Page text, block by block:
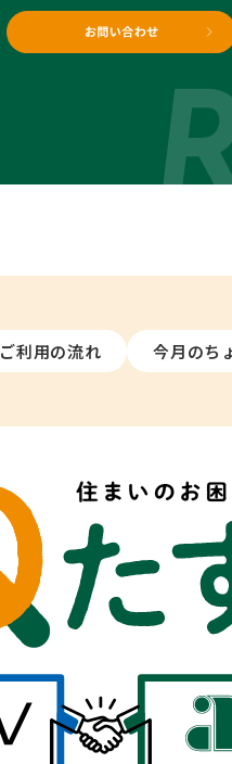
ご利用の流れ 今月のち